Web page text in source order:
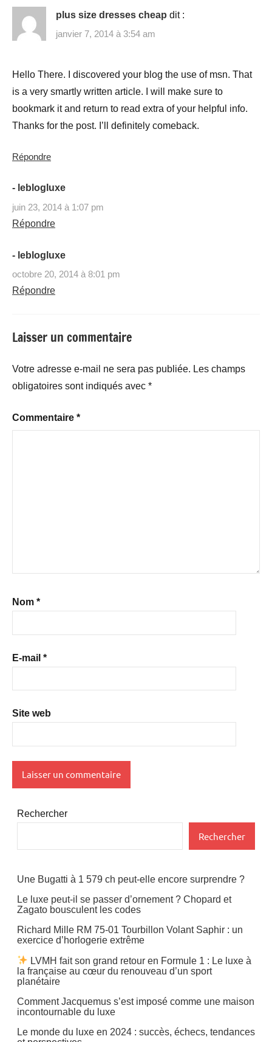
plus size dresses cheap dit :
janvier 7, 2014 à 3:54 am
Hello There. I discovered your blog the use of msn. That
is a very smartly written article. I will make sure to
bookmark it and return to read extra of your helpful info.
Thanks for the post. I’ll definitely comeback.
Répondre
- leblogluxe
juin 23, 2014 à 1:07 pm
Répondre
- leblogluxe
octobre 20, 2014 à 8:01 pm
Répondre
Laisser un commentaire
Votre adresse e-mail ne sera pas publiée. Les champs
obligatoires sont indiqués avec *
Commentaire *
Nom *
E-mail *
Site web
Rechercher
Rechercher
Une Bugatti à 1 579 ch peut-elle encore surprendre ?
Le luxe peut-il se passer d’ornement ? Chopard et
Zagato bousculent les codes
Richard Mille RM 75-01 Tourbillon Volant Saphir : un
exercice d’horlogerie extrême
LVMH fait son grand retour en Formule 1 : Le luxe à
la française au cœur du renouveau d’un sport
planétaire
Comment Jacquemus s’est imposé comme une maison
incontournable du luxe
Le monde du luxe en 2024 : succès, échecs, tendances